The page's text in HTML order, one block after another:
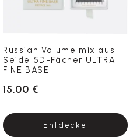
Russian Volume mix aus
Seide 5D-Fächer ULTRA
FINE BASE
15,00 €
Entdecke